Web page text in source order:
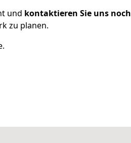
und kontaktieren Sie uns noch
zu planen.